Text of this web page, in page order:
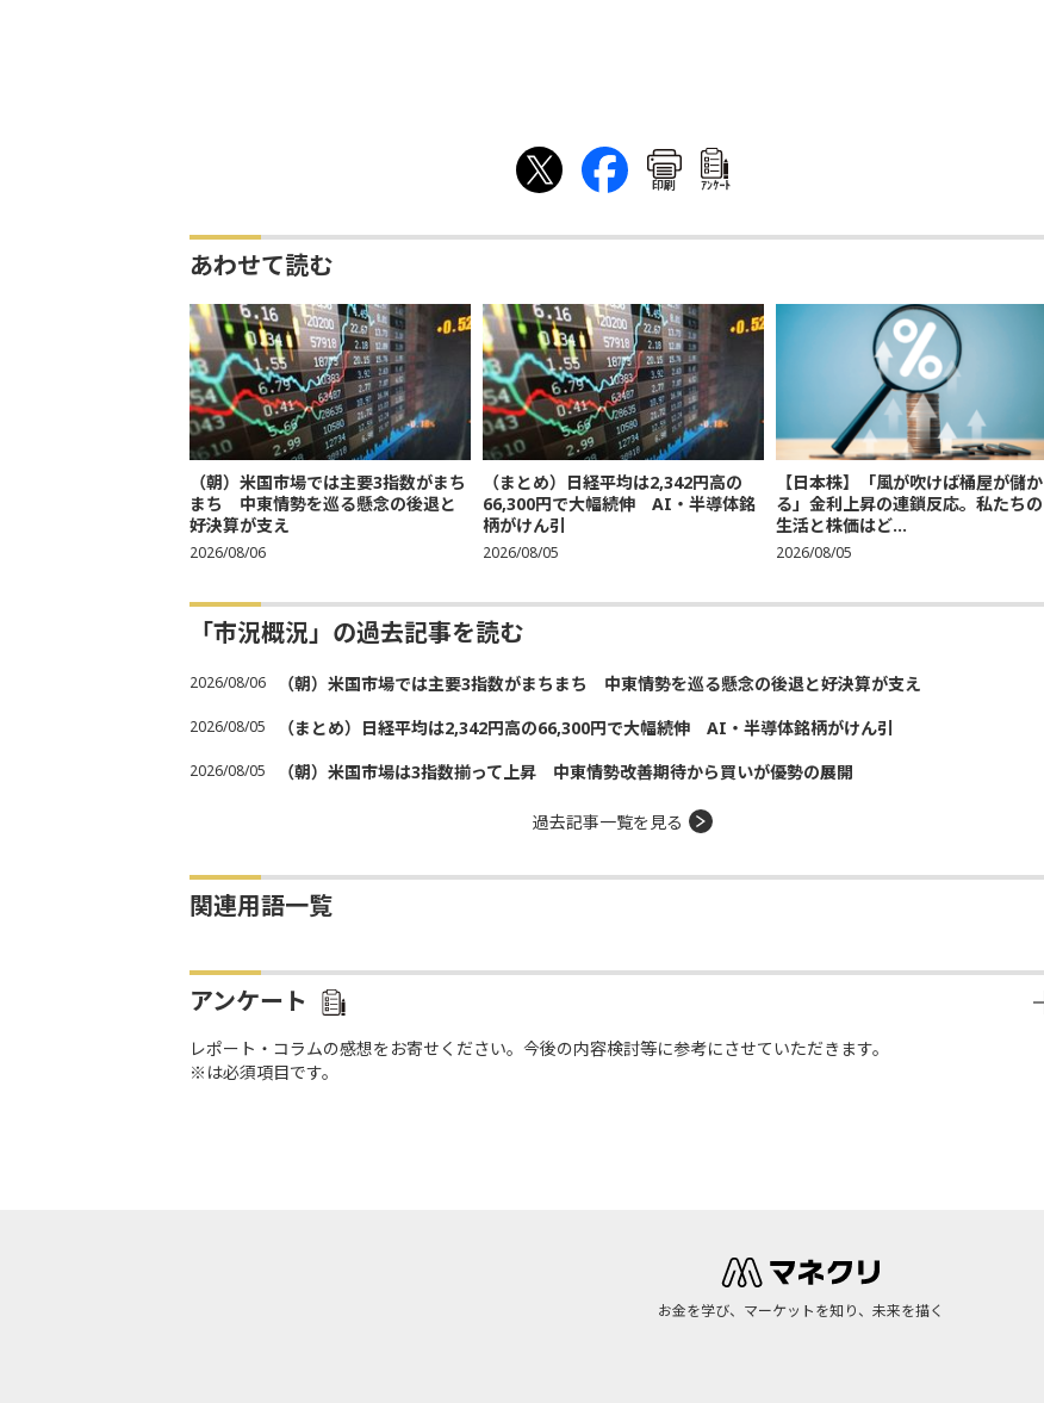
印刷 ｱﾝｹｰﾄ
あわせて読む
（朝）米国市場では主要3指数がまち
まち 中東情勢を巡る懸念の後退と
好決算が支え
2026/08/06
（まとめ）日経平均は2,342円高の
66,300円で大幅続伸 AI・半導体銘
柄がけん引
2026/08/05
【日本株】「風が吹けば桶屋が儲か
る」金利上昇の連鎖反応。私たちの
生活と株価はど...
2026/08/05
「市況概況」の過去記事を読む
2026/08/06 （朝）米国市場では主要3指数がまちまち 中東情勢を巡る懸念の後退と好決算が支え
2026/08/05 （まとめ）日経平均は2,342円高の66,300円で大幅続伸 AI・半導体銘柄がけん引
2026/08/05 （朝）米国市場は3指数揃って上昇 中東情勢改善期待から買いが優勢の展開
過去記事一覧を見る
関連用語一覧
アンケート
レポート・コラムの感想をお寄せください。今後の内容検討等に参考にさせていただきます。
※は必須項目です。
お金を学び、マーケットを知り、未来を描く